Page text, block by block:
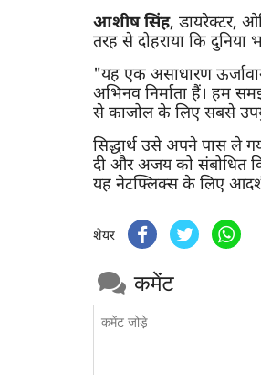
आशीष सिंह, डायरेक्टर,
तरह से दोहराया कि
"यह एक असाधारण
अभिनव निर्माता हैं। हम
से काजोल के लिए सबसे
सिद्धार्थ उसे अपने पास ले
दी और अजय को संबोधित
यह नेटफ्लिक्स के लिए
शेयर
कमेंट